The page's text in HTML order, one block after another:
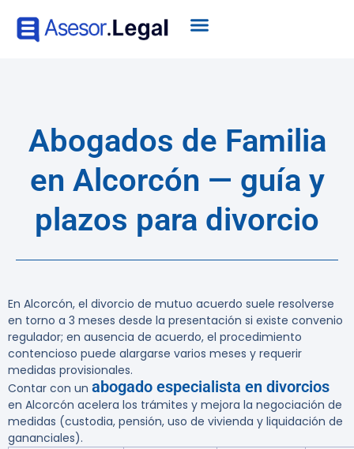
Abogados de Familia
en Alcorcón — guía y
plazos para divorcio
En Alcorcón, el divorcio de mutuo acuerdo suele resolverse
en torno a 3 meses desde la presentación si existe convenio
regulador; en ausencia de acuerdo, el procedimiento
contencioso puede alargarse varios meses y requerir
medidas provisionales.
Contar con un abogado especialista en divorcios
en Alcorcón acelera los trámites y mejora la negociación de
medidas (custodia, pensión, uso de vivienda y liquidación de
gananciales).